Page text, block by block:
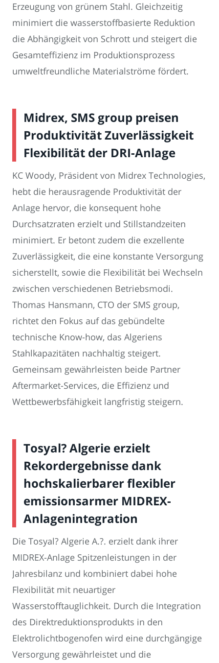
Erzeugung von grünem Stahl. Gleichzeitig
minimiert die wasserstoffbasierte Reduktion
die Abhängigkeit von Schrott und steigert die
Gesamteffizienz im Produktionsprozess
umweltfreundliche Materialströme fördert.
Midrex, SMS group preisen
Produktivität Zuverlässigkeit
Flexibilität der DRI-Anlage
KC Woody, Präsident von Midrex Technologies,
hebt die herausragende Produktivität der
Anlage hervor, die konsequent hohe
Durchsatzraten erzielt und Stillstandzeiten
minimiert. Er betont zudem die exzellente
Zuverlässigkeit, die eine konstante Versorgung
sicherstellt, sowie die Flexibilität bei Wechseln
zwischen verschiedenen Betriebsmodi.
Thomas Hansmann, CTO der SMS group,
richtet den Fokus auf das gebündelte
technische Know-how, das Algeriens
Stahlkapazitäten nachhaltig steigert.
Gemeinsam gewährleisten beide Partner
Aftermarket-Services, die Effizienz und
Wettbewerbsfähigkeit langfristig steigern.
Tosyal? Algerie erzielt
Rekordergebnisse dank
hochskalierbarer flexibler
emissionsarmer MIDREX-
Anlagenintegration
Die Tosyal? Algerie A.?. erzielt dank ihrer
MIDREX-Anlage Spitzenleistungen in der
Jahresbilanz und kombiniert dabei hohe
Flexibilität mit neuartiger
Wasserstofftauglichkeit. Durch die Integration
des Direktreduktionsprodukts in den
Elektrolichtbogenofen wird eine durchgängige
Versorgung gewährleistet und die